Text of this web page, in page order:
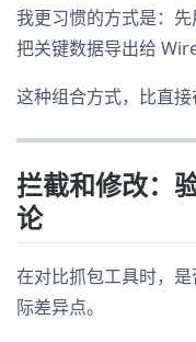
我更习惯的方式是：
把关键数据导出给
这种组合方式，比直接
拦截和修改：
论
在对比抓包工具时，
际差异点。